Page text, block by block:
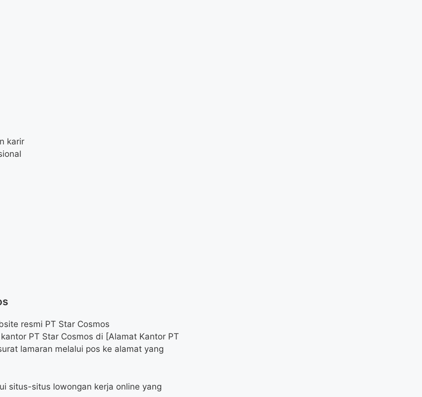
karir
resmi PT Star Cosmos
PT Star Cosmos di [Alamat Kantor PT
lamaran melalui pos ke alamat yang
situs-situs lowongan kerja online yang